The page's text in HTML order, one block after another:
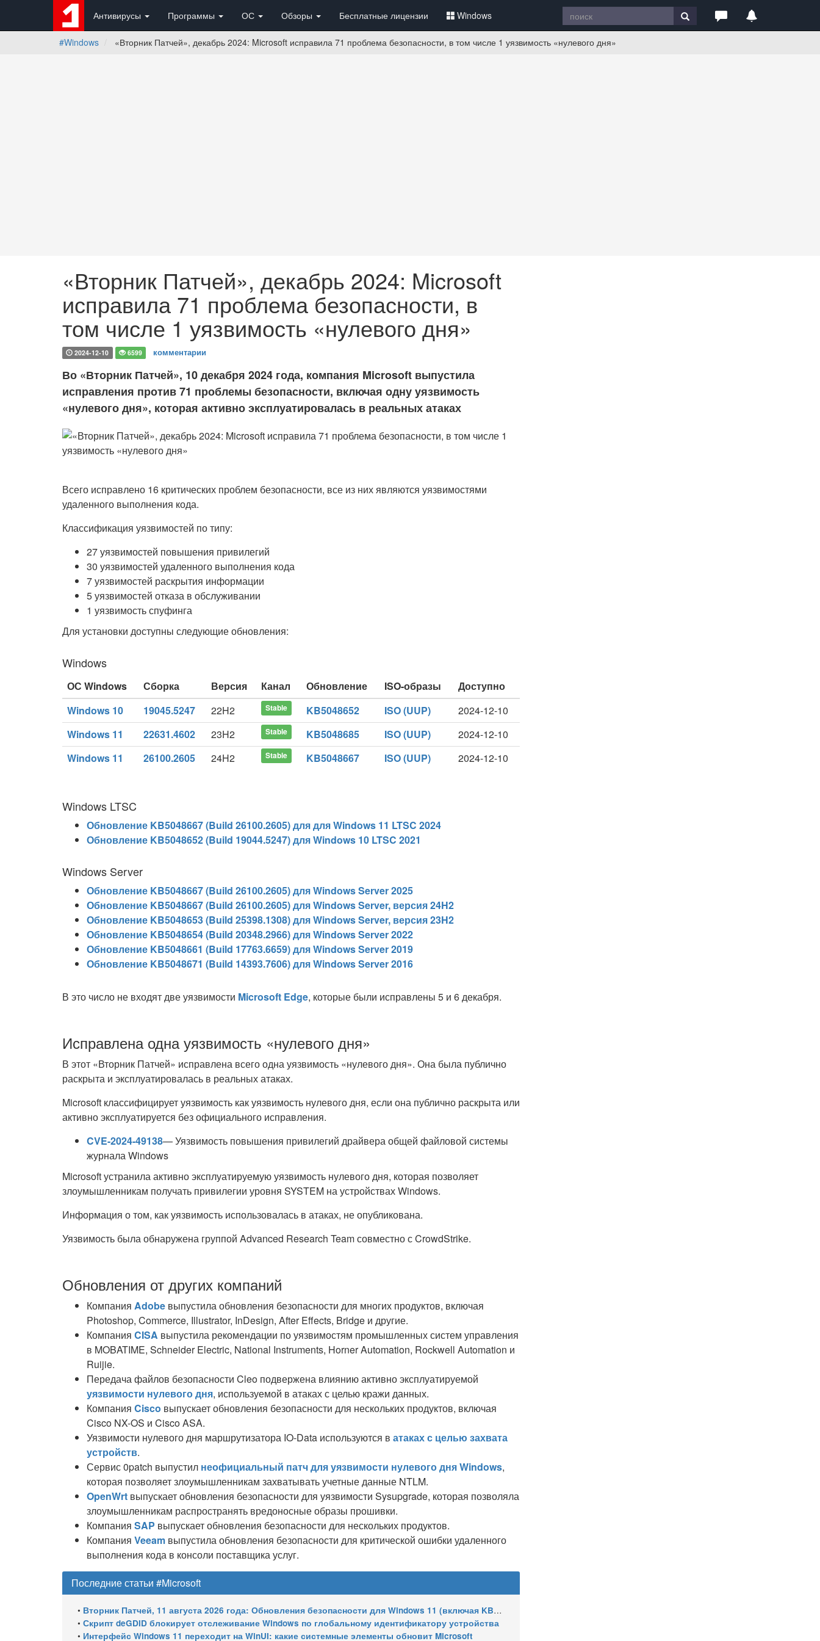
Антивирусы Программы ОС Обзоры Бесплатные лицензии Windows
#Windows «Вторник Патчей», декабрь 2024: Microsoft исправила 71 проблема безопасности, в том числе 1 уязвимость «нулевого дня»
«Вторник Патчей», декабрь 2024: Microsoft
исправила 71 проблема безопасности, в
том числе 1 уязвимость «нулевого дня»
2024-12-10 6599 комментарии
Во «Вторник Патчей», 10 декабря 2024 года, компания Microsoft выпустила
исправления против 71 проблемы безопасности, включая одну уязвимость
«нулевого дня», которая активно эксплуатировалась в реальных атаках
Всего исправлено 16 критических проблем безопасности, все из них являются уязвимостями
удаленного выполнения кода.
Классификация уязвимостей по типу:
27 уязвимостей повышения привилегий
30 уязвимостей удаленного выполнения кода
7 уязвимостей раскрытия информации
5 уязвимостей отказа в обслуживании
1 уязвимость спуфинга
Для установки доступны следующие обновления:
Windows
ОС Windows Сборка Версия Канал Обновление ISO-образы
Доступно
Windows 10
19045.5247 22H2 Stable KB5048652 ISO (UUP)
2024-12-10
Windows 11
22631.4602 23H2 Stable KB5048685 ISO (UUP)
2024-12-10
Windows 11
26100.2605 24H2 Stable KB5048667 ISO (UUP) 2024-12-10
Windows LTSC
Обновление KB5048667 (Build 26100.2605) для для Windows 11 LTSC 2024
Обновление KB5048652 (Build 19044.5247) для Windows 10 LTSC 2021
Windows Server
Обновление KB5048667 (Build 26100.2605) для Windows Server 2025
Обновление KB5048667 (Build 26100.2605) для Windows Server, версия 24H2
Обновление KB5048653 (Build 25398.1308) для Windows Server, версия 23H2
Обновление KB5048654 (Build 20348.2966) для Windows Server 2022
Обновление KB5048661 (Build 17763.6659) для Windows Server 2019
Обновление KB5048671 (Build 14393.7606) для Windows Server 2016
В это число не входят две уязвимости Microsoft Edge, которые были исправлены 5 и 6 декабря.
Исправлена одна уязвимость «нулевого дня»
В этот «Вторник Патчей» исправлена всего одна уязвимость «нулевого дня». Она была публично
раскрыта и эксплуатировалась в реальных атаках.
Microsoft классифицирует уязвимость как уязвимость нулевого дня, если она публично раскрыта или
активно эксплуатируется без официального исправления.
CVE-2024-49138— Уязвимость повышения привилегий драйвера общей файловой системы
журнала Windows
Microsoft устранила активно эксплуатируемую уязвимость нулевого дня, которая позволяет
злоумышленникам получать привилегии уровня SYSTEM на устройствах Windows.
Информация о том, как уязвимость использовалась в атаках, не опубликована.
Уязвимость была обнаружена группой Advanced Research Team совместно с CrowdStrike.
Обновления от других компаний
Компания Adobe выпустила обновления безопасности для многих продуктов, включая
Photoshop, Commerce, Illustrator, InDesign, After Effects, Bridge и другие.
Компания CISA выпустила рекомендации по уязвимостям промышленных систем управления
в MOBATIME, Schneider Electric, National Instruments, Horner Automation, Rockwell Automation и
Ruijie.
Передача файлов безопасности Cleo подвержена влиянию активно эксплуатируемой
уязвимости нулевого дня, используемой в атаках с целью кражи данных.
Компания Cisco выпускает обновления безопасности для нескольких продуктов, включая
Cisco NX-OS и Cisco ASA.
Уязвимости нулевого дня маршрутизатора IO-Data используются в атаках с целью захвата
устройств.
Сервис 0patch выпустил неофициальный патч для уязвимости нулевого дня Windows,
которая позволяет злоумышленникам захватывать учетные данные NTLM.
OpenWrt выпускает обновления безопасности для уязвимости Sysupgrade, которая позволяла
злоумышленникам распространять вредоносные образы прошивки.
Компания SAP выпускает обновления безопасности для нескольких продуктов.
Компания Veeam выпустила обновления безопасности для критической ошибки удаленного
выполнения кода в консоли поставщика услуг.
Последние статьи #Microsoft
• Вторник Патчей, 11 августа 2026 года: Обновления безопасности для Windows 11 (включая KB5121003), ESU-обновления для Windows 10
• Скрипт deGDID блокирует отслеживание Windows по глобальному идентификатору устройства
• Интерфейс Windows 11 переходит на WinUI: какие системные элементы обновит Microsoft